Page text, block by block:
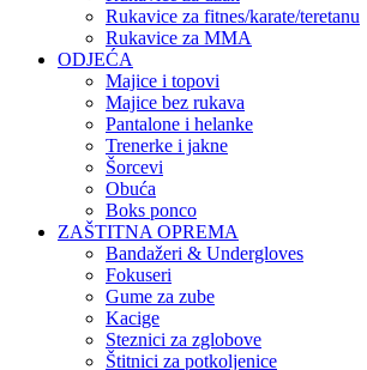
Rukavice za fitnes/karate/teretanu
Rukavice za MMA
ODJEĆA
Majice i topovi
Majice bez rukava
Pantalone i helanke
Trenerke i jakne
Šorcevi
Obuća
Boks ponco
ZAŠTITNA OPREMA
Bandažeri & Undergloves
Fokuseri
Gume za zube
Kacige
Steznici za zglobove
Štitnici za potkoljenice